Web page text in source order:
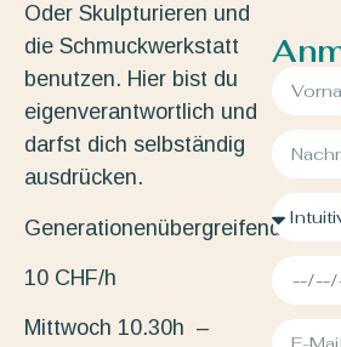
Oder Skulpturieren und
die Schmuckwerkstatt
benutzen. Hier bist du
eigenverantwortlich und
darfst dich selbständig
ausdrücken.
Generationenübergreifend.
10 CHF/h
Mittwoch 10.30h –